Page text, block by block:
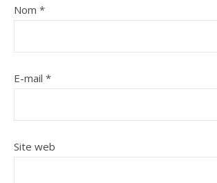
Nom *
E-mail *
Site web